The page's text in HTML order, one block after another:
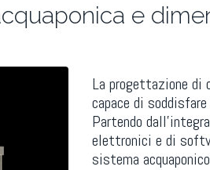
e
La progettazione di
capace di
Partendo
elettronici e di
sistema